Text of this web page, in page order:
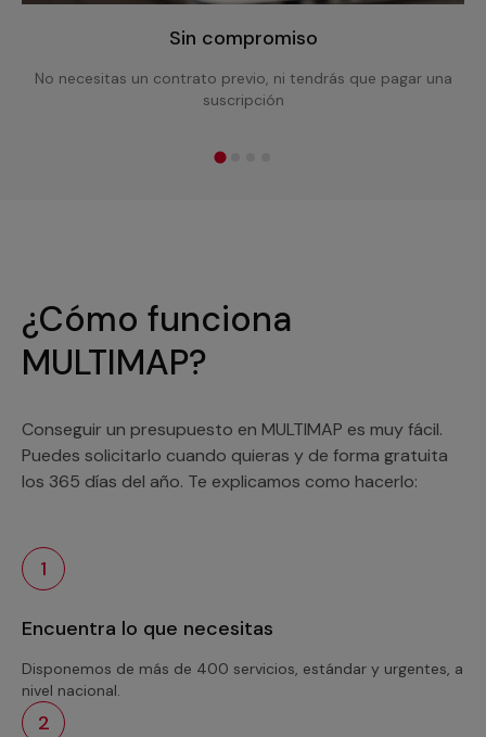
Sin compromiso
No necesitas un contrato previo, ni tendrás que pagar una
suscripción
¿Cómo funciona
MULTIMAP?
Conseguir un presupuesto en MULTIMAP es muy fácil.
Puedes solicitarlo cuando quieras y de forma gratuita
los 365 días del año. Te explicamos como hacerlo:
1
Encuentra lo que necesitas
Disponemos de más de 400 servicios, estándar y urgentes, a
nivel nacional.
2